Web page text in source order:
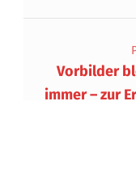
Vorbilder
immer – zur